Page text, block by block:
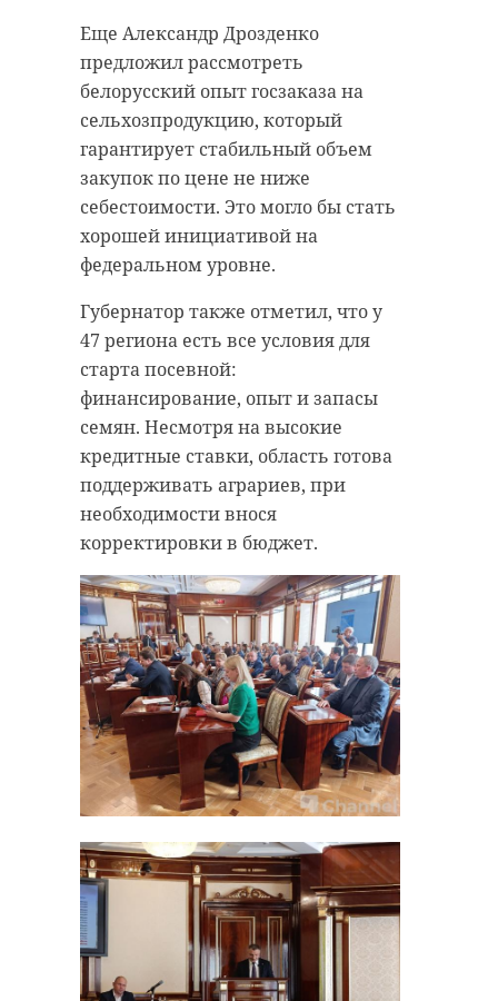
Еще Александр Дрозденко
предложил рассмотреть
белорусский опыт госзаказа на
сельхозпродукцию, который
гарантирует стабильный объем
закупок по цене не ниже
себестоимости. Это могло бы стать
хорошей инициативой на
федеральном уровне.
Губернатор также отметил, что у
47 региона есть все условия для
старта посевной:
финансирование, опыт и запасы
семян. Несмотря на высокие
кредитные ставки, область готова
поддерживать аграриев, при
необходимости внося
корректировки в бюджет.
Фото: https://vk.com/wall-
193875743_2734
Софиум
Поделиться статьей:
Поделиться статьей: